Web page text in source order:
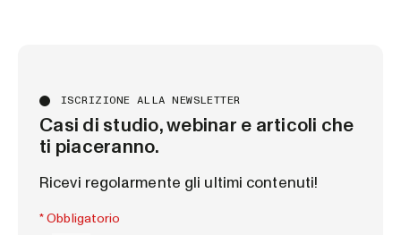
ISCRIZIONE ALLA NEWSLETTER
Casi di studio, webinar e articoli che
ti piaceranno.
Ricevi regolarmente gli ultimi contenuti!
* Obbligatorio